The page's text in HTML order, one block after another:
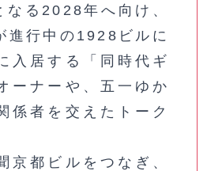
る2028年へ向け、
進行中の1928ビルに
入居する「同時代ギ
ーナーや、五一ゆか
係者を交えたトーク
京都ビルをつなぎ、